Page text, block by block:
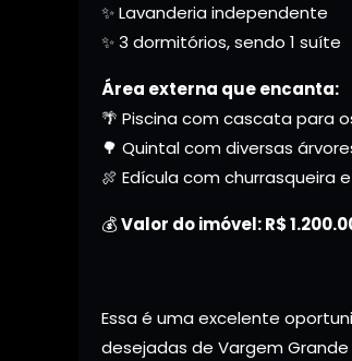
✨ Lavanderia independente
✨ 3 dormitórios, sendo 1 suíte
Área externa que encanta:
🌴 Piscina com cascata para
🌳 Quintal com diversas
🍖 Edícula com churrasqueira
💰Valor do imóvel: R$
Essa é uma excelente
desejadas de Vargem Grande